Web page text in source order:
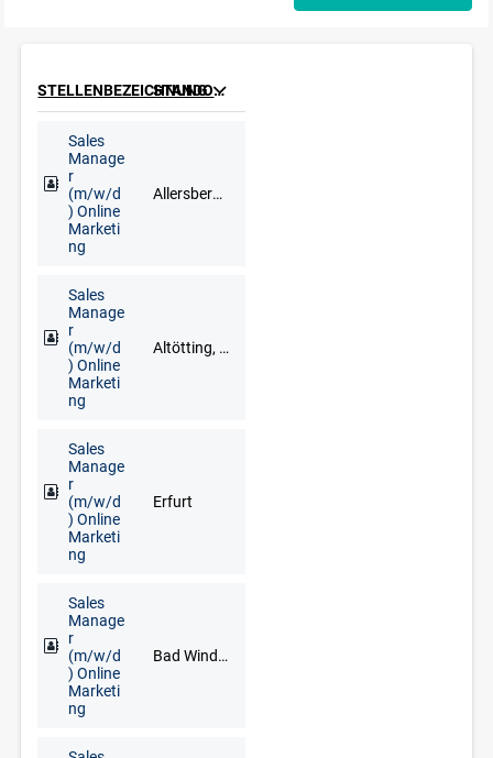
STELLENBEZEICHNUNG STANDORT
Sales
Manage
r
(m/w/d
) Online
Marketi
ng
Allersberg, Greding, Ingolstadt, Neumarkt in der Oberpfalz, Nürnberg, Roth
Sales
Manage
r
(m/w/d
) Online
Marketi
ng
Altötting, Bad Reichenhall, Berchtesgaden, Freilassing, Grassau, Inzell, Mühldorf am Inn, Prien am Chiemsee, Ruhpolding, Traunstein
Sales
Manage
r
(m/w/d
) Online
Marketi
ng
Erfurt
Sales
Manage
r
(m/w/d
) Online
Marketi
ng
Bad Windsheim, Erlangen, Neustadt an der Aisch, Nürnberg, Uffenheim